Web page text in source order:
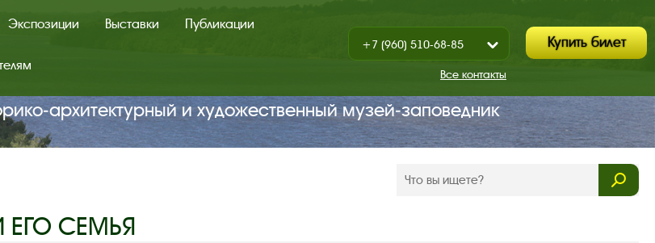
Экспозиции Выставки Публикации
Показать
/
Закрыть
+7 (960) 510-68-85
+7 (930) 347-67-70Все контакты
Купить билет
и художественный музей‑заповедник
ЕГО СЕМЬЯ